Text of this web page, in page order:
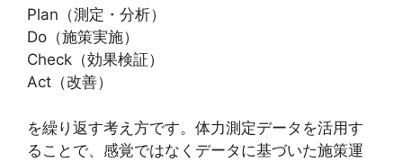
Plan（測定・分析）
Do（施策実施）
Check（効果検証）
Act（改善）
を繰り返す考え方です。体力測定データを活用す
ることで、感覚ではなくデータに基づいた施策運